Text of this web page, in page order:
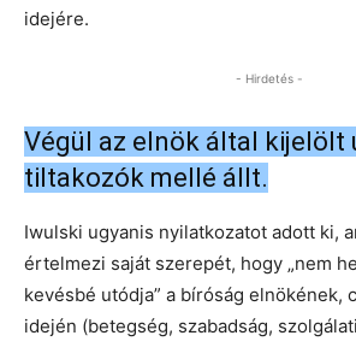
idejére.
- Hirdetés -
Végül az elnök által kijelölt
tiltakozók mellé állt.
Iwulski ugyanis nyilatkozatot adott ki,
értelmezi saját szerepét, hogy „nem
kevésbé utódja” a bíróság elnökének,
idején (betegség, szabadság,